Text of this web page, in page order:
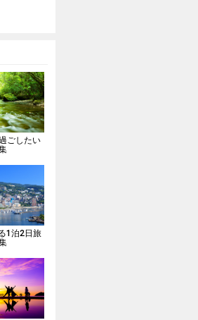
ごしたい
1泊2日旅